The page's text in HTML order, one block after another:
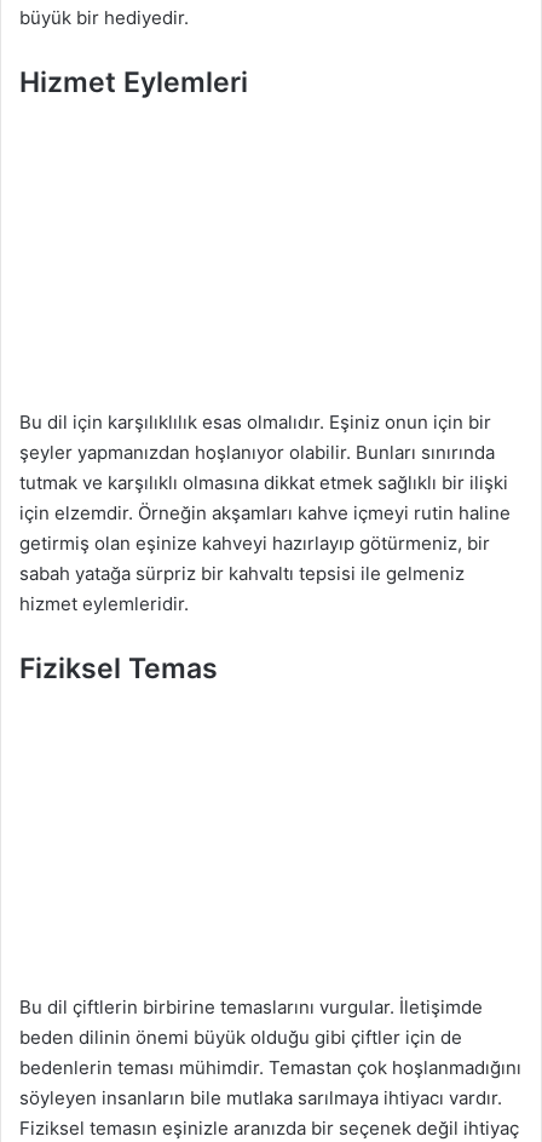
büyük bir hediyedir.
Hizmet Eylemleri
Bu dil için karşılıklılık esas olmalıdır. Eşiniz onun için bir
şeyler yapmanızdan hoşlanıyor olabilir. Bunları sınırında
tutmak ve karşılıklı olmasına dikkat etmek sağlıklı bir ilişki
için elzemdir. Örneğin akşamları kahve içmeyi rutin haline
getirmiş olan eşinize kahveyi hazırlayıp götürmeniz, bir
sabah yatağa sürpriz bir kahvaltı tepsisi ile gelmeniz
hizmet eylemleridir.
Fiziksel Temas
Bu dil çiftlerin birbirine temaslarını vurgular. İletişimde
beden dilinin önemi büyük olduğu gibi çiftler için de
bedenlerin teması mühimdir. Temastan çok hoşlanmadığını
söyleyen insanların bile mutlaka sarılmaya ihtiyacı vardır.
Fiziksel temasın eşinizle aranızda bir seçenek değil ihtiyaç